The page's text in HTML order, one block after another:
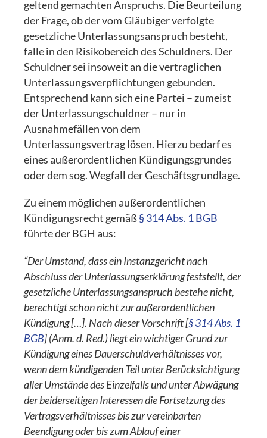
geltend gemachten Anspruchs. Die Beurteilung
der Frage, ob der vom Gläubiger verfolgte
gesetzliche Unterlassungsanspruch besteht,
falle in den Risikobereich des Schuldners. Der
Schuldner sei insoweit an die vertraglichen
Unterlassungsverpflichtungen gebunden.
Entsprechend kann sich eine Partei – zumeist
der Unterlassungschuldner – nur in
Ausnahmefällen von dem
Unterlassungsvertrag lösen. Hierzu bedarf es
eines außerordentlichen Kündigungsgrundes
oder dem sog. Wegfall der Geschäftsgrundlage.
Zu einem möglichen außerordentlichen
Kündigungsrecht gemäß§ 314 Abs. 1 BGB
führte der BGH aus:
“Der Umstand, dass ein Instanzgericht nach
Abschluss der Unterlassungserklärung feststellt, der
gesetzliche Unterlassungsanspruch bestehe nicht,
berechtigt schon nicht zur außerordentlichen
Kündigung […]. Nach dieser Vorschrift [§ 314 Abs. 1
BGB] (Anm. d. Red.) liegt ein wichtiger Grund zur
Kündigung eines Dauerschuldverhältnisses vor,
wenn dem kündigenden Teil unter Berücksichtigung
aller Umstände des Einzelfalls und unter Abwägung
der beiderseitigen Interessen die Fortsetzung des
Vertragsverhältnisses bis zur vereinbarten
Beendigung oder bis zum Ablauf einer